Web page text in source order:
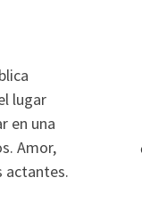
lugar
en una
Amor,
actantes.